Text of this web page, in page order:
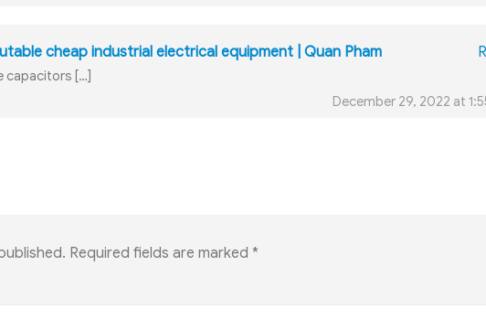
cheap industrial electrical equipment | Quan Pham
capacitors […]
December 29, 2022 at
Required fields are marked *